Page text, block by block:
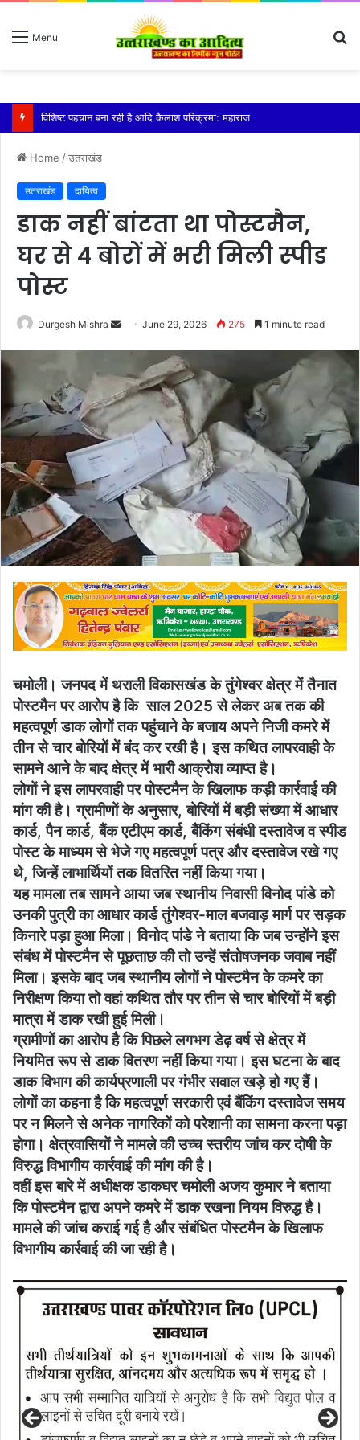
Menu
तेज बारिश से धर्मनगरी हरिद्वार हुई पानी-पानी
Home /उतराखंड
उतराखंड दायित्व
डाक नहीं बांटता था पोस्टमैन,
घर से 4 बोरों में भरी मिली स्पीड
पोस्ट
Durgesh Mishra
Send June 29, 2026 275 1 minute read
चमोली। जनपद में थराली विकासखंड के तुंगेश्वर क्षेत्र में तैनात
पोस्टमैन पर आरोप है कि साल 2025 से लेकर अब तक की
महत्वपूर्ण डाक लोगों तक पहुंचाने के बजाय अपने निजी कमरे में
तीन से चार बोरियों में बंद कर रखी है। इस कथित लापरवाही के
सामने आने के बाद क्षेत्र में भारी आक्रोश व्याप्त है।
लोगों ने इस लापरवाही पर पोस्टमैन के खिलाफ कड़ी कार्रवाई की
मांग की है। ग्रामीणों के अनुसार, बोरियों में बड़ी संख्या में आधार
कार्ड, पैन कार्ड, बैंक एटीएम कार्ड, बैंकिंग संबंधी दस्तावेज व स्पीड
पोस्ट के माध्यम से भेजे गए महत्वपूर्ण पत्र और दस्तावेज रखे गए
थे, जिन्हें लाभार्थियों तक वितरित नहीं किया गया।
यह मामला तब सामने आया जब स्थानीय निवासी विनोद पांडे को
उनकी पुत्री का आधार कार्ड तुंगेश्वर-माल बजवाड़ मार्ग पर सड़क
किनारे पड़ा हुआ मिला। विनोद पांडे ने बताया कि जब उन्होंने इस
संबंध में पोस्टमैन से पूछताछ की तो उन्हें संतोषजनक जवाब नहीं
मिला। इसके बाद जब स्थानीय लोगों ने पोस्टमैन के कमरे का
निरीक्षण किया तो वहां कथित तौर पर तीन से चार बोरियों में बड़ी
मात्रा में डाक रखी हुई मिली।
ग्रामीणों का आरोप है कि पिछले लगभग डेढ़ वर्ष से क्षेत्र में
नियमित रूप से डाक वितरण नहीं किया गया। इस घटना के बाद
डाक विभाग की कार्यप्रणाली पर गंभीर सवाल खड़े हो गए हैं।
लोगों का कहना है कि महत्वपूर्ण सरकारी एवं बैंकिंग दस्तावेज समय
पर न मिलने से अनेक नागरिकों को परेशानी का सामना करना पड़ा
होगा। क्षेत्रवासियों ने मामले की उच्च स्तरीय जांच कर दोषी के
विरुद्ध विभागीय कार्रवाई की मांग की है।
वहीं इस बारे में अधीक्षक डाकघर चमोली अजय कुमार ने बताया
कि पोस्टमैन द्वारा अपने कमरे में डाक रखना नियम विरुद्ध है।
मामले की जांच कराई गई है और संबंधित पोस्टमैन के खिलाफ
विभागीय कार्रवाई की जा रही है।